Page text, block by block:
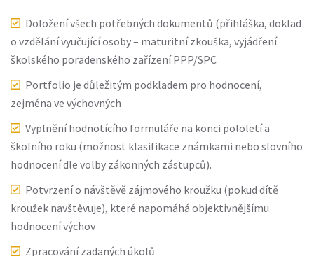
Doložení všech potřebných dokumentů (přihláška, doklad
o vzdělání vyučující osoby – maturitní zkouška, vyjádření
školského poradenského zařízení PPP/SPC
Portfolio je důležitým podkladem pro hodnocení,
zejména ve výchovných
Vyplnění hodnotícího formuláře na konci pololetí a
školního roku (možnost klasifikace známkami nebo slovního
hodnocení dle volby zákonných zástupců).
Potvrzení o návštěvě zájmového kroužku (pokud dítě
kroužek navštěvuje), které napomáhá objektivnějšímu
hodnocení výchov
Zpracování zadaných úkolů